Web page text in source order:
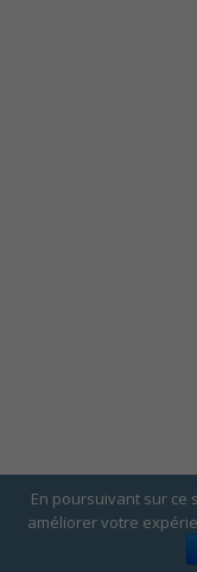
En poursuivant sur ce
améliorer votre